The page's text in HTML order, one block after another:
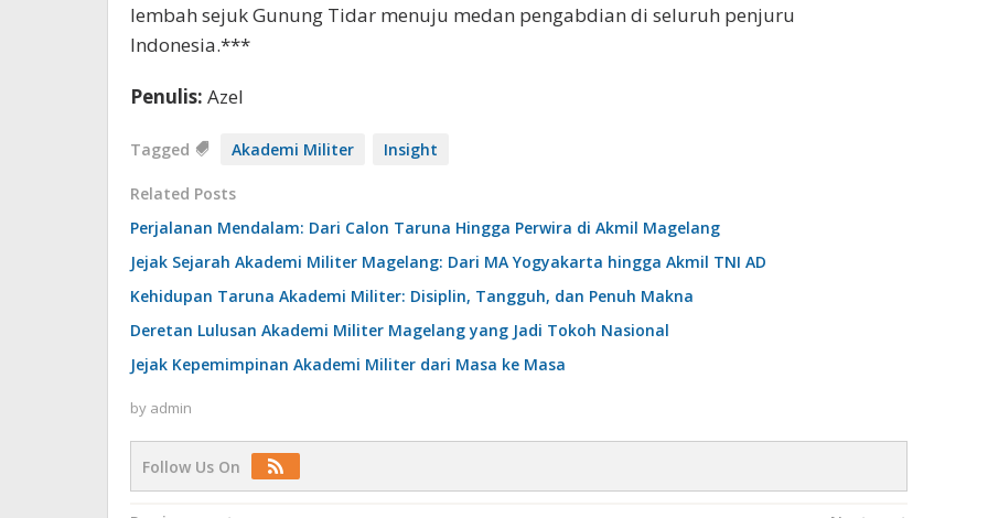
lembah sejuk Gunung Tidar menuju medan pengabdian di seluruh penjuru
Indonesia.***
Penulis: Azel
Tagged Akademi Militer Insight
Related Posts
Perjalanan Mendalam: Dari Calon Taruna Hingga Perwira di Akmil Magelang
Jejak Sejarah Akademi Militer Magelang: Dari MA Yogyakarta hingga Akmil TNI AD
Kehidupan Taruna Akademi Militer: Disiplin, Tangguh, dan Penuh Makna
Deretan Lulusan Akademi Militer Magelang yang Jadi Tokoh Nasional
Jejak Kepemimpinan Akademi Militer dari Masa ke Masa
by admin
Follow Us On